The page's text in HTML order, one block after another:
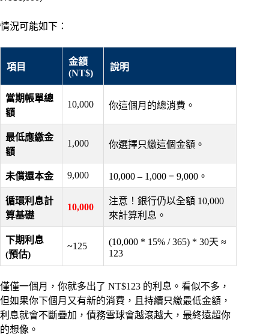
情況可能如下：
項目
金額
(NT$)
說明
當期帳單總
額
10,000 你這個月的總消費。
最低應繳金
額
1,000 你選擇只繳這個金額。
未償還本金 9,000 10,000 – 1,000 = 9,000。
循環利息計
算基礎
10,000
注意！銀行仍以全額 10,000
來計算利息。
下期利息
(預估)
~125
(10,000 * 15% / 365) * 30天 ≈
123
僅僅一個月，你就多出了 NT$123 的利息。看似不多，
但如果你下個月又有新的消費，且持續只繳最低金額，
利息就會不斷疊加，債務雪球會越滾越大，最終遠超你
的想像。